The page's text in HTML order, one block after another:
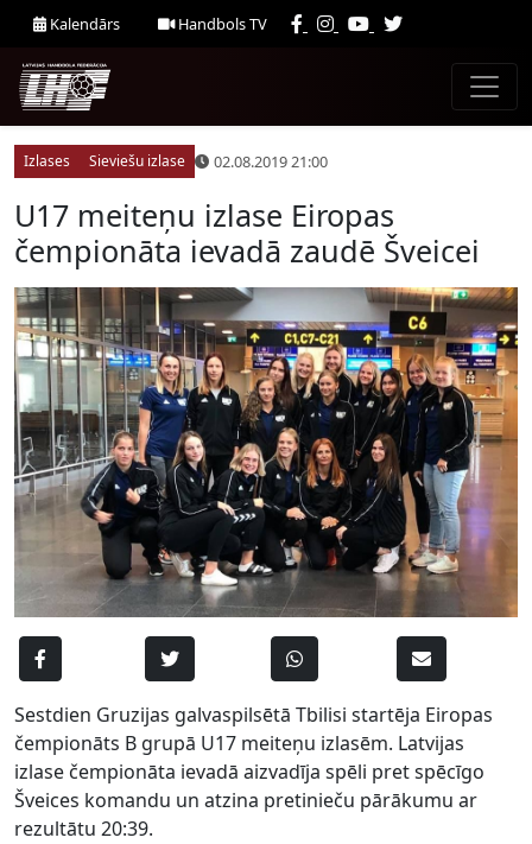
Kalendārs Handbols TV
Izlases Sieviešu izlase 02.08.2019 21:00
U17 meiteņu izlase Eiropas
čempionāta ievadā zaudē Šveicei
Sestdien Gruzijas galvaspilsētā Tbilisi startēja Eiropas
čempionāts B grupā U17 meiteņu izlasēm. Latvijas
izlase čempionāta ievadā aizvadīja spēli pret spēcīgo
Šveices komandu un atzina pretinieču pārākumu ar
rezultātu 20:39.